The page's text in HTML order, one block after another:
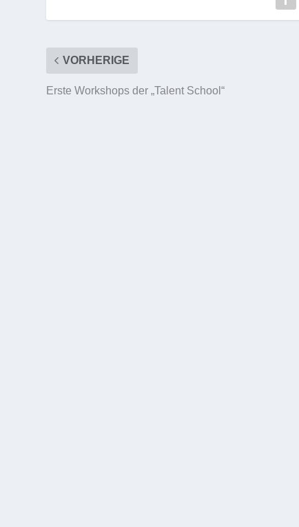
VORHERIGE
Erste Workshops der „Talent School“